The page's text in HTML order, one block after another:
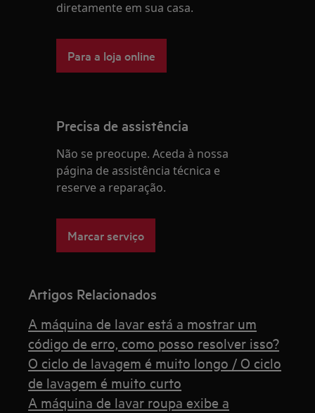
diretamente em sua casa.
Para a loja online
Precisa de assistência
Não se preocupe. Aceda à nossa
página de assistência técnica e
reserve a reparação.
Marcar serviço
Artigos Relacionados
A máquina de lavar está a mostrar um
código de erro, como posso resolver isso?
O ciclo de lavagem é muito longo / O ciclo
de lavagem é muito curto
A máquina de lavar roupa exibe a